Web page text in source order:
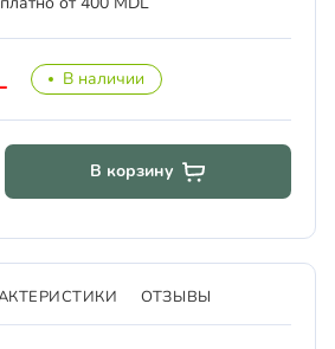
В наличии
В корзину
ОТЗЫВЫ